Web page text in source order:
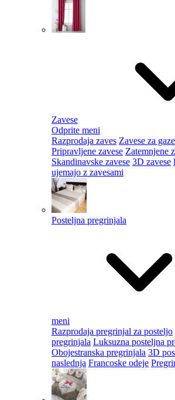
Zavese
Odprite meni
Razprodaja zaves Zavese za
Pripravljene zavese Zatemnjene
Skandinavske zavese 3D zavese
ujemajo z zavesami
Posteljna pregrinjala
meni
Razprodaja pregrinjal za posteljo
pregrinjala Luksuzna posteljna
Obojestranska pregrinjala 3D
naslednja Francoske odeje